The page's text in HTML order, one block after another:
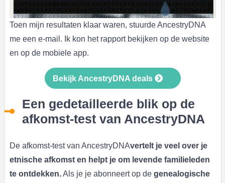
Toen mijn resultaten klaar waren, stuurde AncestryDNA
me een e-mail. Ik kon het rapport bekijken op de website
en op de mobiele app.
Bekijk AncestryDNA deals
Een gedetailleerde blik op de
afkomst-test van AncestryDNA
De afkomst-test van AncestryDNAvertelt je veel over je
etnische afkomst en helpt je om levende familieleden
te ontdekken.Als je je abonneert op de genealogische